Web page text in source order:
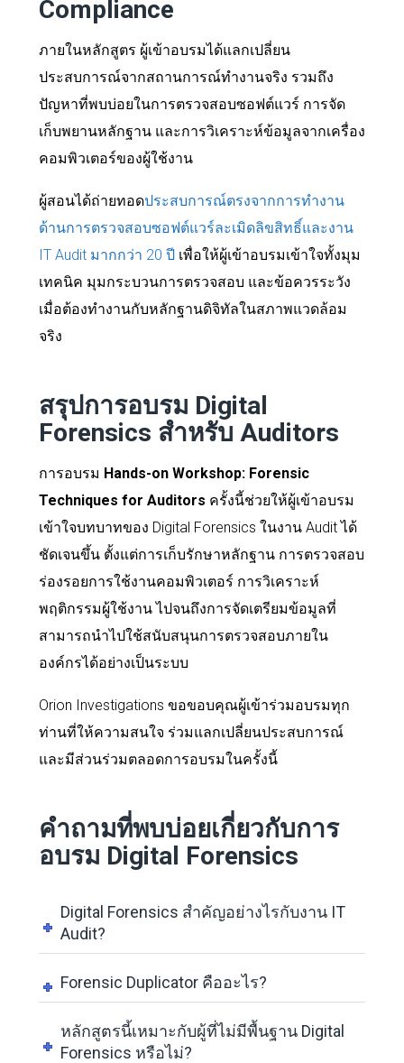
Compliance
ภายในหลักสูตร ผู้เข้าอบรมได้แลกเปลี่ยน
ประสบการณ์จากสถานการณ์ทำงานจริง รวมถึง
ปัญหาที่พบบ่อยในการตรวจสอบซอฟต์แวร์ การจัด
เก็บพยานหลักฐาน และการวิเคราะห์ข้อมูลจากเครื่อง
คอมพิวเตอร์ของผู้ใช้งาน
ผู้สอนได้ถ่ายทอดประสบการณ์ตรงจากการทำงาน
ด้านการตรวจสอบซอฟต์แวร์ละเมิดลิขสิทธิ์และงาน
IT Audit มากกว่า 20 ปีเพื่อให้ผู้เข้าอบรมเข้าใจทั้งมุม
เทคนิค มุมกระบวนการตรวจสอบ และข้อควรระวัง
เมื่อต้องทำงานกับหลักฐานดิจิทัลในสภาพแวดล้อม
จริง
สรุปการอบรม Digital
Forensics สำหรับ Auditors
การอบรม Hands-on Workshop: Forensic
Techniques for Auditors ครั้งนี้ช่วยให้ผู้เข้าอบรม
เข้าใจบทบาทของ Digital Forensics ในงาน Audit ได้
ชัดเจนขึ้น ตั้งแต่การเก็บรักษาหลักฐาน การตรวจสอบ
ร่องรอยการใช้งานคอมพิวเตอร์ การวิเคราะห์
พฤติกรรมผู้ใช้งาน ไปจนถึงการจัดเตรียมข้อมูลที่
สามารถนำไปใช้สนับสนุนการตรวจสอบภายใน
องค์กรได้อย่างเป็นระบบ
Orion Investigations ขอขอบคุณผู้เข้าร่วมอบรมทุก
ท่านที่ให้ความสนใจ ร่วมแลกเปลี่ยนประสบการณ์
และมีส่วนร่วมตลอดการอบรมในครั้งนี้
คำถามที่พบบ่อยเกี่ยวกับการ
อบรม Digital Forensics
Digital Forensics สำคัญอย่างไรกับงาน IT
Audit?
Forensic Duplicator คืออะไร?
หลักสูตรนี้เหมาะกับผู้ที่ไม่มีพื้นฐาน Digital
Forensics หรือไม่?